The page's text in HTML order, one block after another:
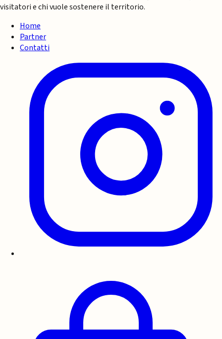
visitatori e chi vuole sostenere il territorio.
Home
Partner
Contatti